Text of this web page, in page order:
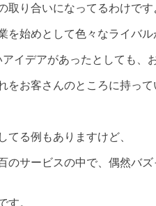
取り合いになってるわけです
始めとして色々なライバ
イデアがあったとしても、
お客さんのところに持っ
る例もありますけど、
サービスの中で、偶然バズ
す。